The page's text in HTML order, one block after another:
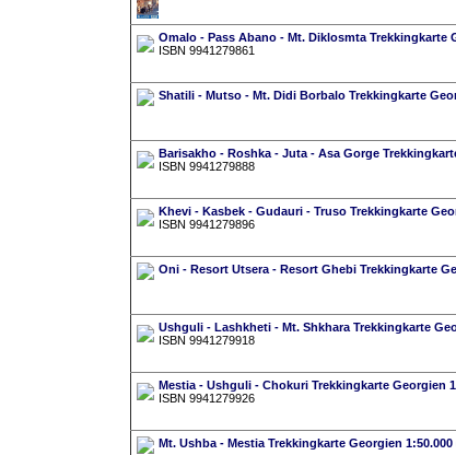
Omalo - Pass Abano - Mt. Diklosmta Trekkingkarte
ISBN 9941279861
Shatili - Mutso - Mt. Didi Borbalo Trekkingkarte
Barisakho - Roshka - Juta - Asa Gorge
ISBN 9941279888
Khevi - Kasbek - Gudauri - Truso Trekkingkarte
ISBN 9941279896
Oni - Resort Utsera - Resort Ghebi Trekkingkarte
Ushguli - Lashkheti - Mt. Shkhara Trekkingkarte
ISBN 9941279918
Mestia - Ushguli - Chokuri Trekkingkarte Georgien
ISBN 9941279926
Mt. Ushba - Mestia Trekkingkarte Georgien 1:50.000